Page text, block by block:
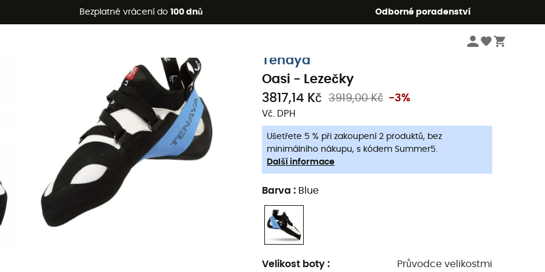
Bezplatné vrácení do 100 dnů Odborné poradenství
Letní akce 🔥 -5 % EXTRA při nákupu 2 produktů* s kódem Summer5
Pánské lezečky
Tenaya
Oasi - Lezečky
3817,14 Kč
3919,00 Kč -3%
Vč. DPH
Ušetřete 5 % při zakoupení 2 produktů, bez
minimálního nákupu, s kódem Summer5.
Další informace
Barva : Blue
Velikost boty : Průvodce velikostmi